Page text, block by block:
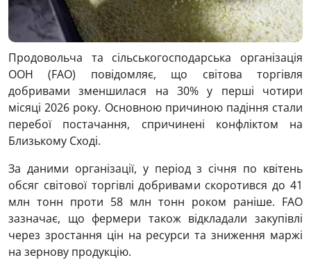
Продовольча та сільськогосподарська організація
ООН (FAO) повідомляє, що світова торгівля
добривами зменшилася на 30% у перші чотири
місяці 2026 року. Основною причиною падіння стали
перебої постачання, спричинені конфліктом на
Близькому Сході.
За даними організації, у період з січня по квітень
обсяг світової торгівлі добривами скоротився до 41
млн тонн проти 58 млн тонн роком раніше. FAO
зазначає, що фермери також відкладали закупівлі
через зростання цін на ресурси та зниження маржі
на зернову продукцію.